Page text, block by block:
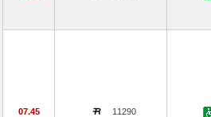
07.45 11290